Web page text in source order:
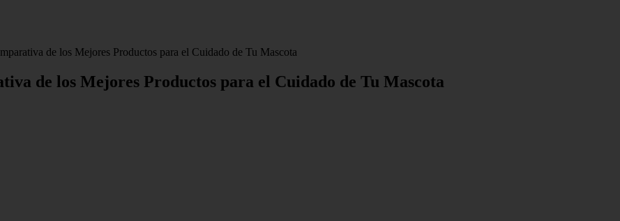
de los Mejores Productos para el Cuidado de Tu Mascota
de los Mejores Productos para el Cuidado de Tu Mascota